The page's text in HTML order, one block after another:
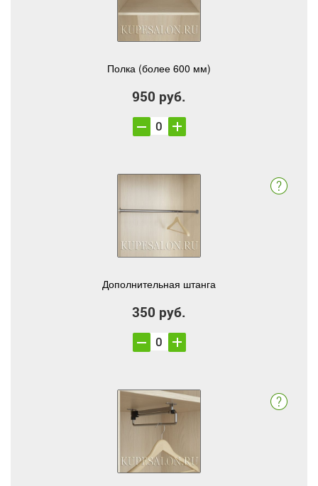
Полка (более 600 мм)
950 руб.
Дополнительная штанга
350 руб.